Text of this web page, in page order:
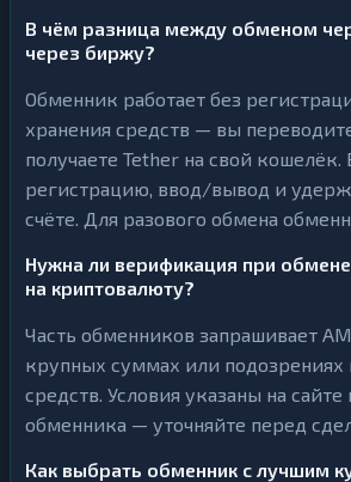
В чём разница между обменом
через биржу?
Обменник работает без
хранения средств — вы
получаете Tether на свой
регистрацию, ввод/вывод и
счёте. Для разового обмена
Нужна ли верификация при
на криптовалюту?
Часть обменников запрашивает
крупных суммах или подозрениях
средств. Условия указаны на
обменника — уточняйте перед
Как выбрать обменник с лучшим